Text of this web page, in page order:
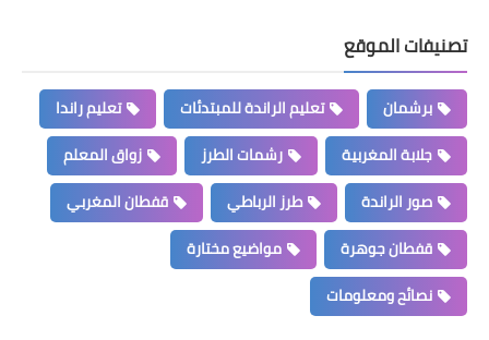
تصنيفات الموقع
برشمان تعليم الراندة للمبتدئات
تعليم راندا
جلابة المغربية
رشمات الطرز
زواق المعلم
صور الراندة
طرز الرباطي
قفطان المغربي
قفطان جوهرة
مواضيع مختارة
نصائح ومعلومات